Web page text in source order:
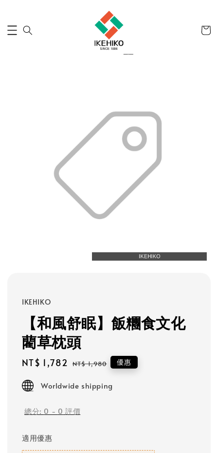
IKEHIKO
【和風舒眠】飯糰食文化
藺草枕頭
Sale
NT$ 1,782 Regular
NT$ 1,980 優惠
Worldwide shipping
總分: 0 - 0 評價
適用優惠